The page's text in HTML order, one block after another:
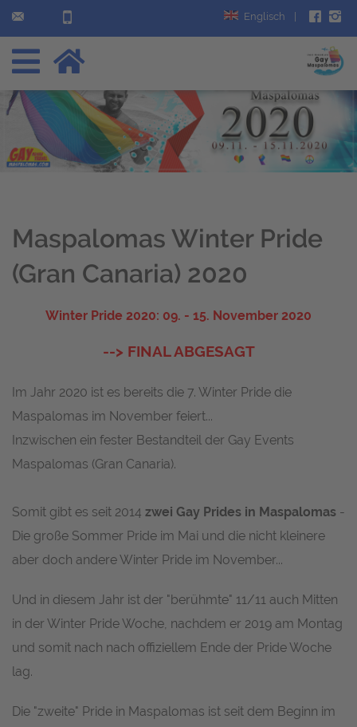
Englisch
Maspalomas Winter Pride
(Gran Canaria) 2020
Winter Pride 2020: 09. - 15. November 2020
--> FINAL ABGESAGT
Im Jahr 2020 ist es bereits die 7. Winter Pride die
Maspalomas im November feiert...
Inzwischen ein fester Bestandteil der Gay Events
Maspalomas (Gran Canaria).
Somit gibt es seit 2014 zwei Gay Prides in Maspalomas -
Die große Sommer Pride im Mai und die nicht kleinere
aber doch andereWinter Pride im November...
Und in diesem Jahr ist der "berühmte" 11/11 auch Mitten
in der Winter Pride Woche, nachdem er 2019 am Montag
und somit nach nach offiziellem Ende der Pride Woche
lag.
Die "zweite" Pride in Maspalomas ist seit dem Beginn im